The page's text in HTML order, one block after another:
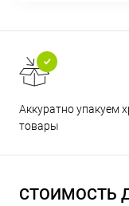
Аккуратно упакуем
товары
СТОИМОСТЬ